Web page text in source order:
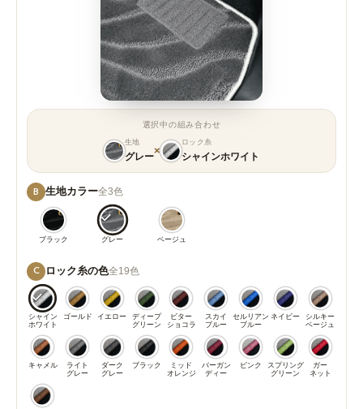
選択中の組み合わせ
生地
グレー×
ロック糸
シャインホワイト
B 生地カラー全3色
ブラック グレー ベージュ
C ロック糸の色全19色
シャイン
ホワイト
ゴールド イエロー
ディープ
グリーン
ビター
ショコラ
スカイ
ブルー
セルリアン
ブルー
ネイビー
シルキー
ベージュ
キャメル
ライト
グレー
ダーク
グレー
ブラック
ミッド
オレンジ
バーガン
ディー
ピンク
スプリング
グリーン
ガー
ネット